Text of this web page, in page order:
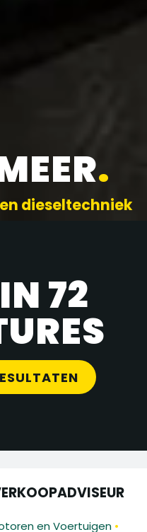
.
dieseltechniek
72
en Voertuigen •